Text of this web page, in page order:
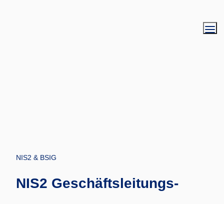
NIS2 & BSIG
NIS2 Geschäftsleitungs-